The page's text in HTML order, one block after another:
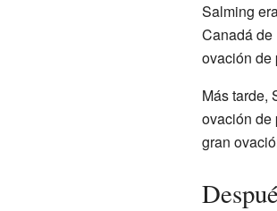
Salming
Canadá de
ovación de
Más tarde,
ovación de
gran